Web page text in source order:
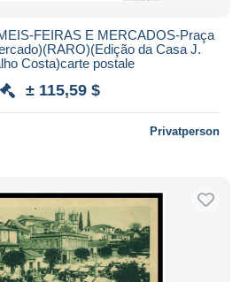
FEIRAS E MERCADOS-Praça
da Casa J.
Costa)carte postale
± 115,59 $
Privatperson